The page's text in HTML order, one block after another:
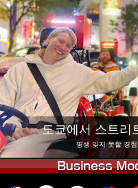
회사 정보
도쿄 시나가와 #1
도쿄 아키하바라#2
도쿄 시부야 애넥스
도쿄 아사쿠사
오키나와
도쿄에서 스트리
평생 잊지 못할 경